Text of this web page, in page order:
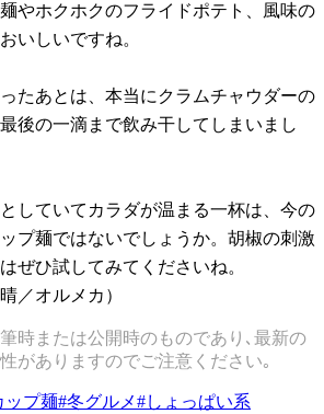
やホクホクのフライドポテト、風味の
いしいですね。
たあとは、本当にクラムチャウダーの
後の一滴まで飲み干してしまいまし
していてカラダが温まる一杯は、今の
プ麺ではないでしょうか。胡椒の刺激
ぜひ試してみてくださいね。
／オルメカ）
時または公開時のものであり､最新の
がありますのでご注意ください｡
ップ麺#冬グルメ#しょっぱい系